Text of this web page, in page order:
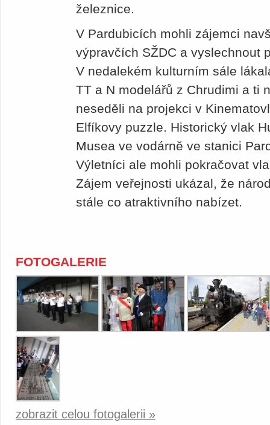
železnice.
V Pardubicích mohli zájemci
výpravčích SŽDC a vyslechnout
V nedalekém kulturním sále
TT a N modelářů z Chrudimi a ti
neseděli na projekci v
Elfíkovy puzzle. Historický vlak
Musea ve vodárně ve stanici
Výletníci ale mohli pokračovat
Zájem veřejnosti ukázal, že
stále co atraktivního nabízet.
FOTOGALERIE
zobrazit celou fotogalerii »